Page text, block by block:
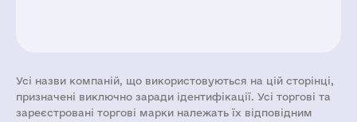
Усі назви компаній, що використовуються на цій сторінці,
призначені виключно заради ідентифікації. Усі торгові та
зареєстровані торгові марки належать їх відповідним